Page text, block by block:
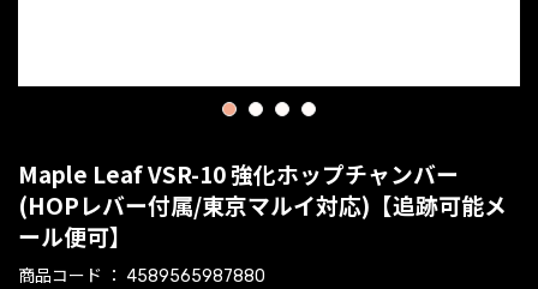
1 2 3 4
Maple Leaf VSR-10 強化ホップチャンバー
(HOPレバー付属/東京マルイ対応)【追跡可能メ
ール便可】
商品コード 4589565987880